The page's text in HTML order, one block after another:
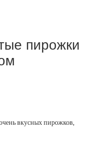
пирожки
вкусных пирожков,